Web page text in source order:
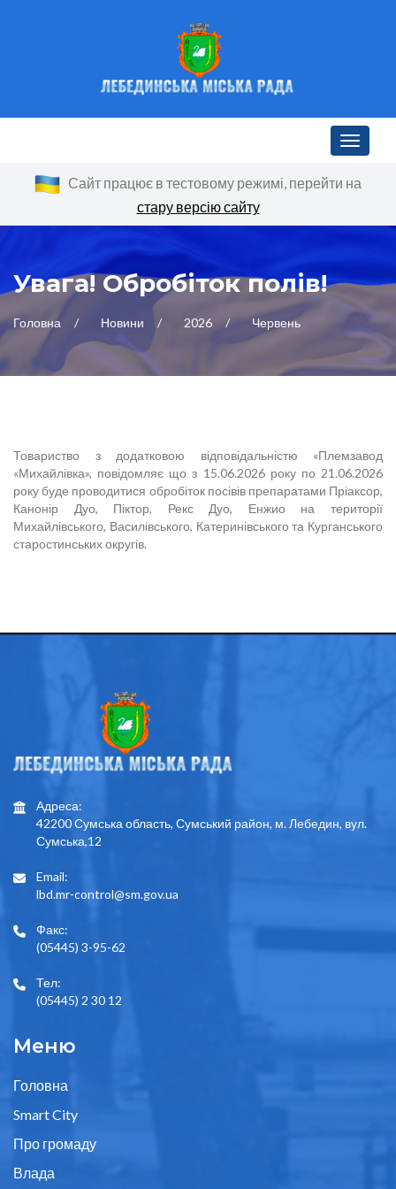
Toggle
Сайт працює в тестовому режимі, перейти на
стару версію сайту
Увага! Обробіток полів!
Головна Новини 2026 Червень
Товариство з додатковою відповідальністю «Племзавод
«Михайлівка», повідомляє що з 15.06.2026 року по 21.06.2026
року буде проводитися обробіток посівів препаратами Пріаксор,
Канонір Дуо, Піктор, Рекс Дуо, Енжио на території
Михайлівського, Василівського, Катеринівського та Курганського
старостинських округів.
Адреса:
42200 Сумська область, Сумський район, м. Лебедин, вул.
Сумська,12
Email:
lbd.mr-control@sm.gov.ua
Факс:
(05445) 3-95-62
Тел:
(05445) 2 30 12
Меню
Головна
Smart City
Про громаду
Влада